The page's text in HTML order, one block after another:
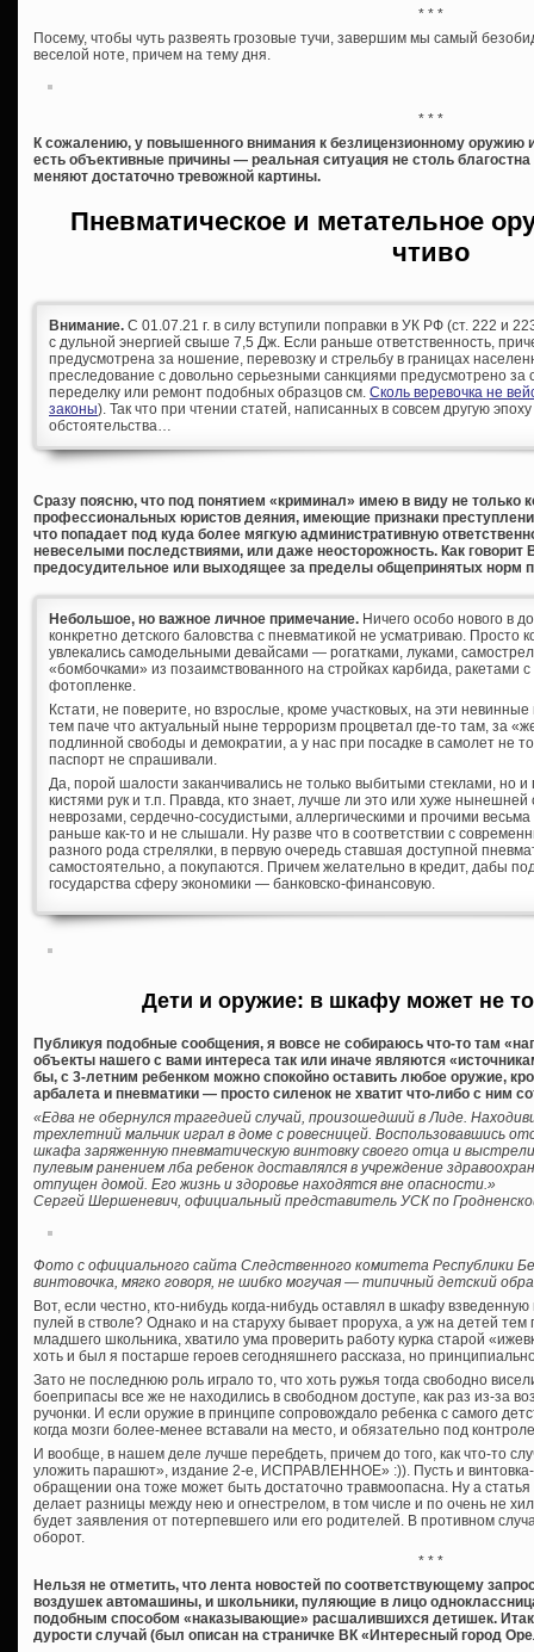
* * *
Посему, чтобы чуть развеять грозовые тучи, завершим мы самый
веселой ноте, причем на тему дня.
* * *
К сожалению, у повышенного внимания к безлицензионному оружию
есть объективные причины — реальная ситуация не столь
меняют достаточно тревожной картины.
Пневматическое и метательное
чтиво
Внимание. С 01.07.21 г. в силу вступили поправки в УК РФ (ст. 222 и
с дульной энергией свыше 7,5 Дж. Если раньше ответственность,
предусмотрена за ношение, перевозку и стрельбу в границах
преследование с довольно серьезными санкциями предусмотрено за
переделку или ремонт подобных образцов см. Сколь веревочка не
законы). Так что при чтении статей, написанных в совсем другую
обстоятельства…
Сразу поясню, что под понятием «криминал» имею в виду не только
профессиональных юристов деяния, имеющие признаки
что попадает под куда более мягкую административную
невеселыми последствиями, или даже неосторожность. Как говорит
предосудительное или выходящее за пределы общепринятых норм
Небольшое, но важное личное примечание. Ничего особо нового в
конкретно детского баловства с пневматикой не усматриваю. Просто
увлекались самодельными девайсами — рогатками, луками,
«бомбочками» из позаимствованного на стройках карбида, ракетами
фотопленке.
Кстати, не поверите, но взрослые, кроме участковых, на эти
тем паче что актуальный ныне терроризм процветал где-то там, за
подлинной свободы и демократии, а у нас при посадке в самолет не
паспорт не спрашивали.
Да, порой шалости заканчивались не только выбитыми стеклами, но
кистями рук и т.п. Правда, кто знает, лучше ли это или хуже
неврозами, сердечно-сосудистыми, аллергическими и прочими
раньше как-то и не слышали. Ну разве что в соответствии с
разного рода стрелялки, в первую очередь ставшая доступной
самостоятельно, а покупаются. Причем желательно в кредит, дабы
государства сферу экономики — банковско-финансовую.
Дети и оружие: в шкафу может не
Публикуя подобные сообщения, я вовсе не собираюсь что-то там
объекты нашего с вами интереса так или иначе являются
бы, с 3-летним ребенком можно спокойно оставить любое оружие,
арбалета и пневматики — просто силенок не хватит что-либо с ним
«Едва не обернулся трагедией случай, произошедший в Лиде.
трехлетний мальчик играл в доме с ровесницей. Воспользовавшись
шкафа заряженную пневматическую винтовку своего отца и
пулевым ранением лба ребенок доставлялся в учреждение
отпущен домой. Его жизнь и здоровье находятся вне опасности.»
Сергей Шершеневич, официальный представитель УСК по
Фото с официального сайта Следственного комитета Республики
винтовочка, мягко говоря, не шибко могучая — типичный детский
Вот, если честно, кто-нибудь когда-нибудь оставлял в шкафу
пулей в стволе? Однако и на старуху бывает проруха, а уж на детей
младшего школьника, хватило ума проверить работу курка старой
хоть и был я постарше героев сегодняшнего рассказа, но
Зато не последнюю роль играло то, что хоть ружья тогда свободно
боеприпасы все же не находились в свободном доступе, как раз из-за
ручонки. И если оружие в принципе сопровождало ребенка с самого
когда мозги более-менее вставали на место, и обязательно под
И вообще, в нашем деле лучше перебдеть, причем до того, как что-то
уложить парашют», издание 2-е, ИСПРАВЛЕННОЕ» :)). Пусть и
обращении она тоже может быть достаточно травмоопасна. Ну а
делает разницы между нею и огнестрелом, в том числе и по очень не
будет заявления от потерпевшего или его родителей. В противном
оборот.
* * *
Нельзя не отметить, что лента новостей по соответствующему
воздушек автомашины, и школьники, пуляющие в лицо
подобным способом «наказывающие» расшалившихся детишек.
дурости случай (был описан на страничке ВК «Интересный город